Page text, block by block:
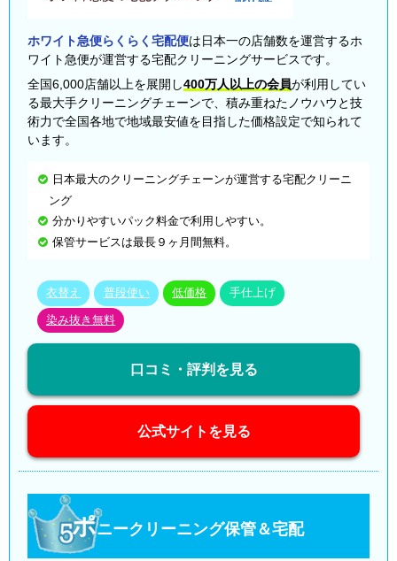
ホワイト急便らくらく宅配便は日本一の店舗数を運営するホ
ワイト急便が運営する宅配クリーニングサービスです。
全国6,000店舗以上を展開し400万人以上の会員が利用してい
る最大手クリーニングチェーンで、積み重ねたノウハウと技
術力で全国各地で地域最安値を目指した価格設定で知られて
います。
日本最大のクリーニングチェーンが運営する宅配クリーニ
ング
分かりやすいパック料金で利用しやすい。
保管サービスは最長９ヶ月間無料。
衣替え 普段使い 低価格 手仕上げ
染み抜き無料
口コミ・評判を見る
公式サイトを見る
ポニークリーニング保管＆宅配